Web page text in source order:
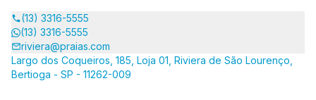
(13) 3316-5555
(13) 3316-5555
riviera@praias.com
Largo dos Coqueiros, 185, Loja 01, Riviera de São Lourenço,
Bertioga - SP - 11262-009